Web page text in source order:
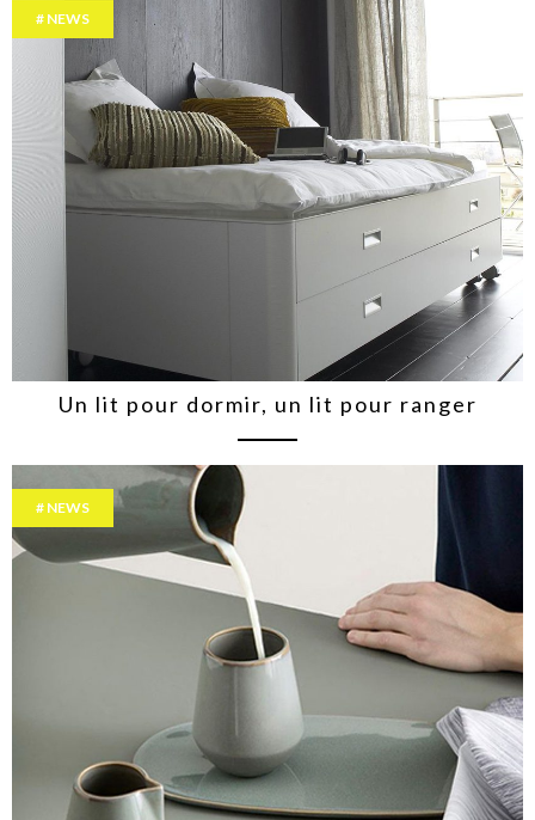
NEWS
Un lit pour dormir, un lit pour ranger
NEWS